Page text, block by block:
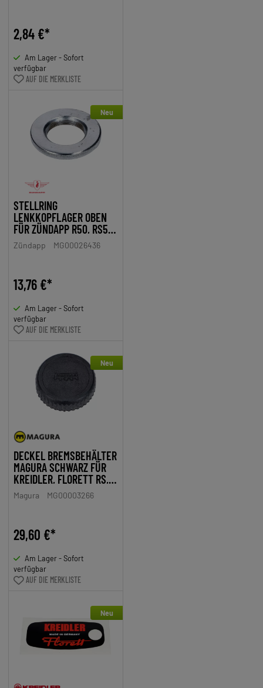
2,84 €*
Am Lager - Sofort
verfügbar
AUF DIE MERKLISTE
Neu
STELLRING
LENKKOPFLAGER OBEN
FÜR ZÜNDAPP R50, RS50
TYP561
Zündapp MG00026436
13,76 €*
Am Lager - Sofort
verfügbar
AUF DIE MERKLISTE
Neu
DECKEL BREMSBEHÄLTER
MAGURA SCHWARZ FÜR
KREIDLER, FLORETT RS,
RMC
Magura MG00003266
29,60 €*
Am Lager - Sofort
verfügbar
AUF DIE MERKLISTE
Neu